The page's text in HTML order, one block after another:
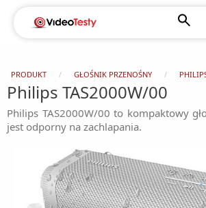
PRODUKT GŁOŚNIK PRZENOŚNY
Philips TAS2000W/00
Philips TAS2000W/00 to kompaktowy
jest odporny na zachlapania.